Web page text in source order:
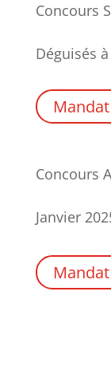
Concours
Déguisés
Mandat
Concours
Janvier
Mandat